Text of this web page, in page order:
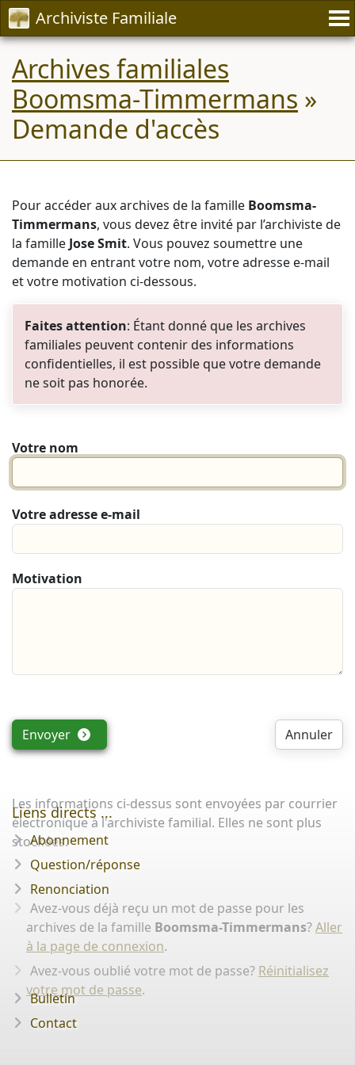
Archiviste Familiale
Archives familiales
Boomsma-Timmermans »
Demande d'accès
Pour accéder aux archives de la famille Boomsma-
Timmermans, vous devez être invité par l’archiviste de
la famille Jose Smit. Vous pouvez soumettre une
demande en entrant votre nom, votre adresse e-mail
et votre motivation ci-dessous.
Faites attention: Étant donné que les archives
familiales peuvent contenir des informations
confidentielles, il est possible que votre demande
ne soit pas honorée.
Votre nom
Votre adresse e-mail
Motivation
Envoyer Annuler
Les informations ci-dessus sont envoyées par courrier
électronique à l'archiviste familial. Elles ne sont plus
stockées.
Avez-vous déjà reçu un mot de passe pour les
archives de la famille Boomsma-Timmermans?Aller
à la page de connexion.
Avez-vous oublié votre mot de passe? Réinitialisez
votre mot de passe.
Liens directs ...
Abonnement
Question/réponse
Renonciation
Bulletin
Contact